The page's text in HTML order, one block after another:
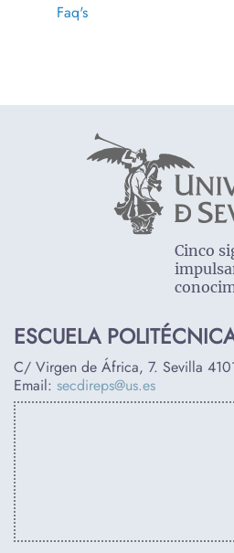
Faq's
Cinco
ESCUELA
C/ Virgen de África, 7. Sevilla
Email: secdireps@us.es